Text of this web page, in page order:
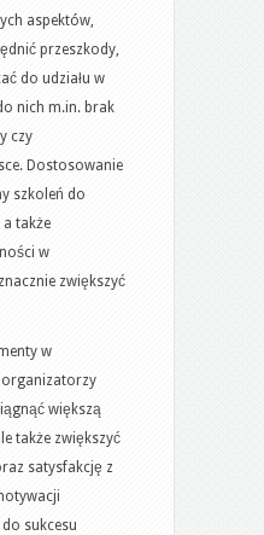
aspektów,
przeszkody,
do udziału w
nich m.in. brak
czy
Dostosowanie
szkoleń do
także
w
zwiększyć
w
większą
także zwiększyć
satysfakcję z
sukcesu